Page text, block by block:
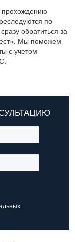
прохождению
по
обратиться за
Мы поможем
с учетом